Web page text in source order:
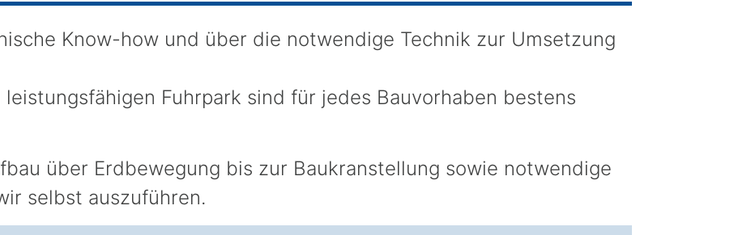
Know-how und über die notwendige Technik zur Umsetzung
Fuhrpark sind für jedes Bauvorhaben bestens
über Erdbewegung bis zur Baukranstellung sowie notwendige
selbst auszuführen.